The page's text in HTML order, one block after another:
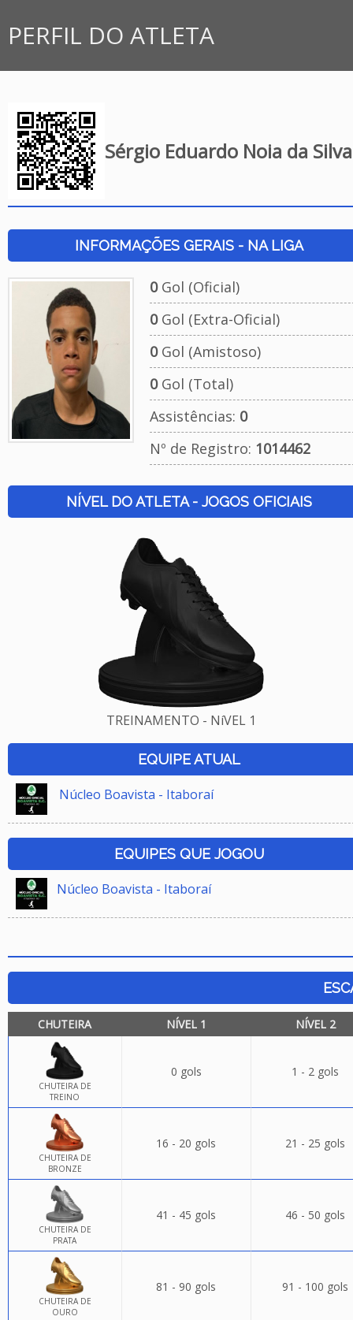
PERFIL DO ATLETA
Sérgio Eduardo Noia da Silva
INFORMAÇÕES GERAIS - NA LIGA
0Gol (Oficial)
0Gol (Extra-Oficial)
0Gol (Amistoso)
0Gol (Total)
Assistências: 0
Nº de Registro: 1014462
NÍVEL DO ATLETA - JOGOS OFICIAIS
TREINAMENTO - NíVEL 1
EQUIPE ATUAL
Núcleo Boavista - Itaboraí
EQUIPES QUE JOGOU
Núcleo Boavista - Itaboraí
CHUTEIRA NÍVEL 1 NÍVEL 2
CHUTEIRA DE
TREINO
0 gols 1 - 2 gols
CHUTEIRA DE
BRONZE
16 - 20 gols 21 - 25 gols
CHUTEIRA DE
PRATA
41 - 45 gols 46 - 50 gols
CHUTEIRA DE
OURO
81 - 90 gols 91 - 100 gols